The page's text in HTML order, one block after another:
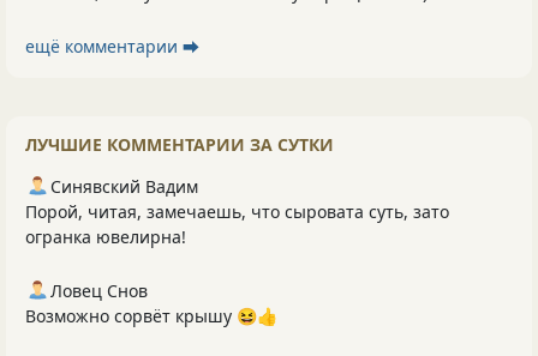
ещё комментарии ⮕
ЛУЧШИЕ КОММЕНТАРИИ ЗА СУТКИ
Синявский Вадим
Порой, читая, замечаешь, что сыровата суть, зато
огранка ювелирна!
Ловец Снов
Возможно сорвёт крышу 😆👍